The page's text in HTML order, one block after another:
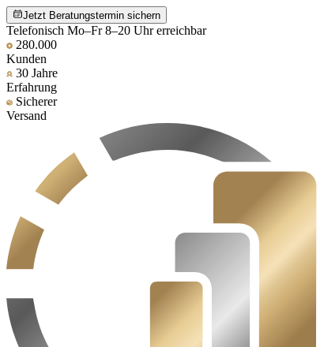
Jetzt Beratungstermin sichern
Telefonisch Mo–Fr 8–20 Uhr erreichbar
280.000
Kunden
30 Jahre
Erfahrung
Sicherer
Versand